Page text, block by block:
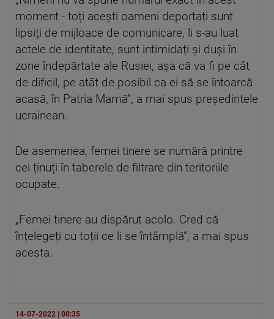
moment - toți acești oameni deportați sunt
lipsiți de mijloace de comunicare, li s-au luat
actele de identitate, sunt intimidați și duși în
zone îndepărtate ale Rusiei, așa că va fi pe cât
de dificil, pe atât de posibil ca ei să se întoarcă
acasă, în Patria Mamă”, a mai spus președintele
ucrainean.
De asemenea, femei tinere se numără printre
cei ținuți în taberele de filtrare din teritoriile
ocupate.
„Femei tinere au dispărut acolo. Cred că
înțelegeți cu toții ce li se întâmplă”, a mai spus
acesta.
14-07-2022 | 00:35